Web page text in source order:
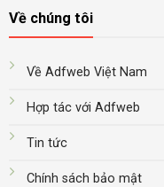
Về chúng tôi
Về Adfweb Việt Nam
Hợp tác với Adfweb
Tin tức
Chính sách bảo mật